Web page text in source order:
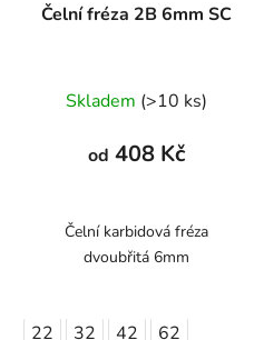
Čelní fréza 2B 6mm SC
Skladem (>10 ks)
od 408 Kč
Čelní karbidová fréza
dvoubřitá 6mm
22 32 42 62